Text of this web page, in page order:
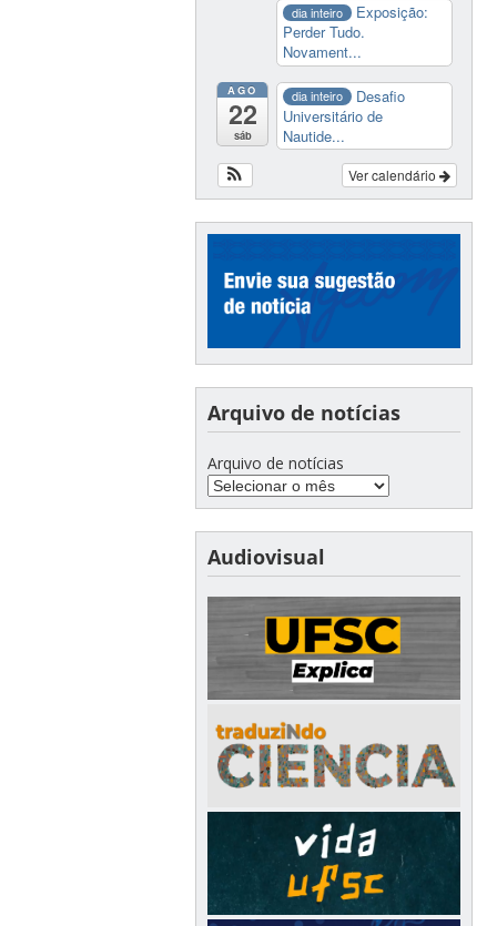
dia inteiro
Exposição:
Perder Tudo.
Novament...
AGO
22
sáb
dia inteiro
Desafio
Universitário de
Nautide...
Ver calendário
Arquivo de notícias
Arquivo de notícias
Audiovisual